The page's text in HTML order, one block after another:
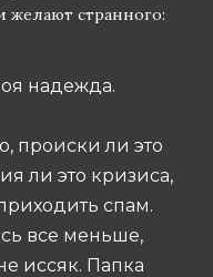
желают странного:
надежда.
происки ли это
ли это кризиса,
спам.
все меньше,
иссяк. Папка